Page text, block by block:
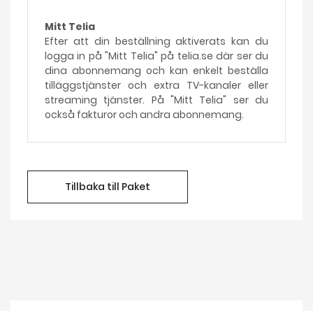
Mitt Telia
Efter att din beställning aktiverats kan du
logga in på "Mitt Telia" på telia.se där ser du
dina abonnemang och kan enkelt beställa
tilläggstjänster och extra TV-kanaler eller
streaming tjänster. På "Mitt Telia" ser du
också fakturor och andra abonnemang.
Tillbaka till Paket